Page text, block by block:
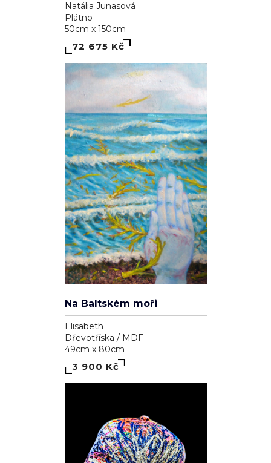
Natália Junasová
Plátno
50cm x 150cm
72 675 Kč
Na Baltském moři
Elisabeth
Dřevotříska / MDF
49cm x 80cm
3 900 Kč